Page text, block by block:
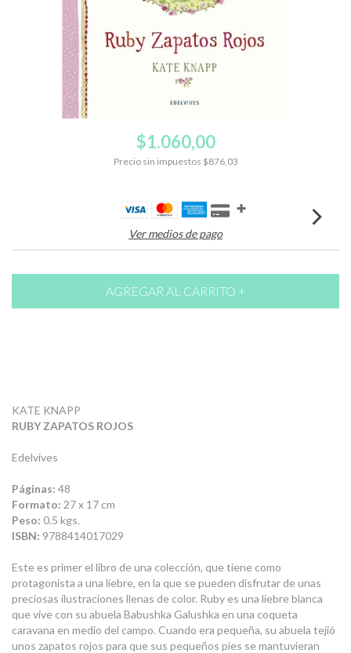
$1.060,00
Precio sin impuestos $876,03
Ver medios de pago
KATE KNAPP
RUBY ZAPATOS ROJOS
Edelvives
Páginas: 48
Formato: 27 x 17 cm
Peso: 0.5 kgs.
ISBN: 9788414017029
Este es primer el libro de una colección, que tiene como
protagonista a una liebre, en la que se pueden disfrutar de unas
preciosas ilustraciones llenas de color. Ruby es una liebre blanca
que vive con su abuela Babushka Galushka en una coqueta
caravana en medio del campo. Cuando era pequeña, su abuela tejió
unos zapatos rojos para que sus pequeños pies se mantuvieran